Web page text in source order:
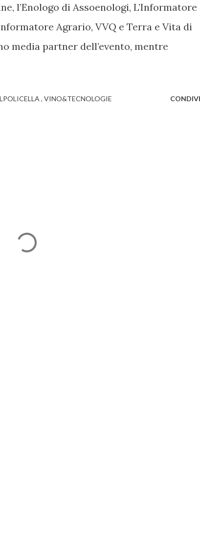
l’Enologo di Assoenologi, L’Informatore
Agrario, VVQ e Terra e Vita di
media partner dell’evento, mentre
VINO&TECNOLOGIE